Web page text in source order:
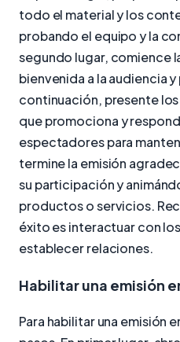
todo el material y los
probando el equipo y la
segundo lugar, comience
bienvenida a la audiencia
continuación, presente
que promociona y
espectadores para
termine la emisión
su participación y
productos o servicios.
éxito es interactuar con
establecer relaciones.
Habilitar una emisión
Para habilitar una emisión